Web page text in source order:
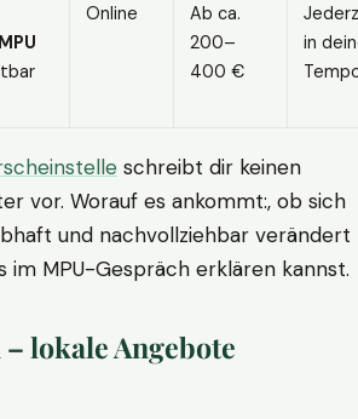
Online
Ab ca.
200–
400 €
in
schreibt dir keinen
vor. Worauf es ankommt:, ob sich
und nachvollziehbar verändert
im MPU-Gespräch erklären kannst.
lokale Angebote